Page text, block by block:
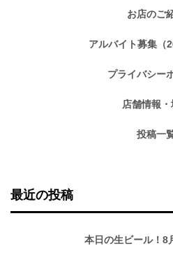
お店のご
アルバイト募集（
プライバシー
店舗情報・
投稿一
最近の投稿
本日の生ビール！8